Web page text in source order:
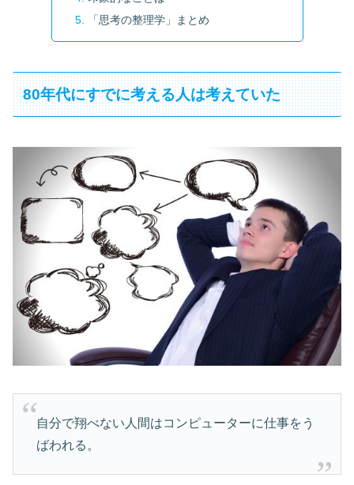
「思考の整理学」まとめ
80年代にすでに考える人は考えていた
自分で翔べない人間はコンピューターに仕事をう
ばわれる。